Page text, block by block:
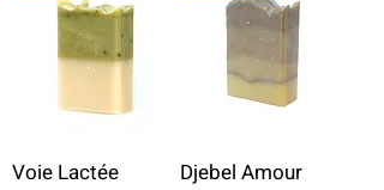
Voie Lactée Djebel Amour